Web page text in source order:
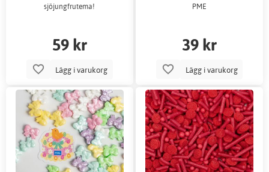
sjöjungfrutema!
59 kr
Lägg i varukorg
PME
39 kr
Lägg i varukorg